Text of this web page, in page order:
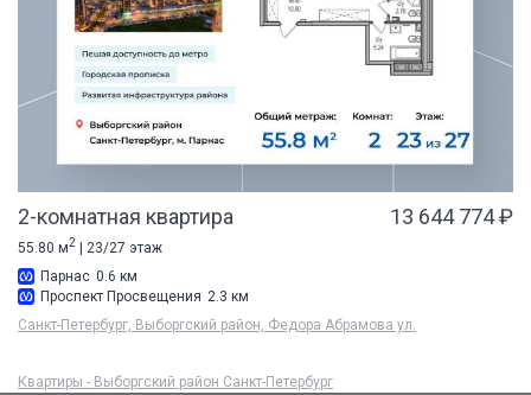
2-комнатная квартира 13 644 774 ₽
55.80 м2 | 23/27 этаж
Парнас 0.6 км
Проспект Просвещения 2.3 км
Санкт-Петербург, Выборгский район, Федора Абрамова ул.
Квартиры - Выборгский район Санкт-Петербург